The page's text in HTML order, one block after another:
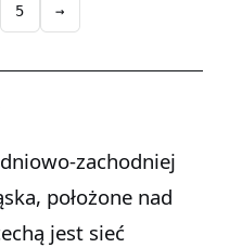
5 →
położone nad
jest sieć